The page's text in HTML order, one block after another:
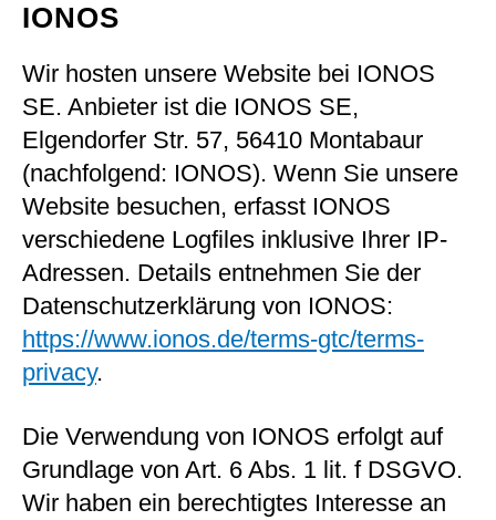
IONOS
Wir hosten unsere Website bei IONOS
SE. Anbieter ist die IONOS SE,
Elgendorfer Str. 57, 56410 Montabaur
(nachfolgend: IONOS). Wenn Sie unsere
Website besuchen, erfasst IONOS
verschiedene Logfiles inklusive Ihrer IP-
Adressen. Details entnehmen Sie der
Datenschutzerklärung von IONOS:
https://www.ionos.de/terms-gtc/terms-
privacy.
Die Verwendung von IONOS erfolgt auf
Grundlage von Art. 6 Abs. 1 lit. f DSGVO.
Wir haben ein berechtigtes Interesse an